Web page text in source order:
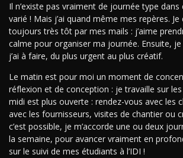
Il n’existe pas vraiment de journée type
varié ! Mais j’ai quand même mes repères.
toujours très tôt par mes mails : j’aime
calme pour organiser ma journée. Ensuite,
j’ai à faire, du plus urgent au plus créatif.
Le matin est pour moi un moment de
réflexion et de conception : je travaille sur les
midi est plus ouverte : rendez-vous avec les
avec les fournisseurs, visites de chantier ou
c’est possible, je m’accorde une ou deux
la semaine, pour avancer vraiment en
sur le suivi de mes étudiants à l’IDI !